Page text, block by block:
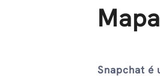
Snapchat é